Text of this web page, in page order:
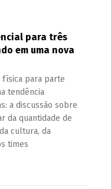
para três
em uma nova
física para parte
tendência
a discussão sobre
da quantidade de
cultura, da
times